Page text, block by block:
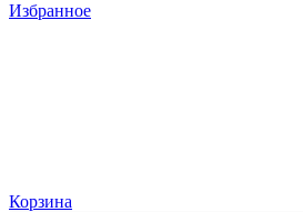
Избранное
Корзина